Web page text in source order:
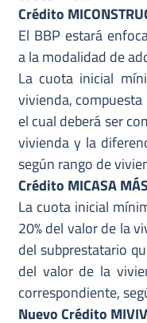
Crédito
El BBP estará
a la modalidad de
La cuota inicial
vivienda,
el cual deberá ser
vivienda y la
según rango de
Crédito MICASA MÁS
La cuota inicial
20% del valor de la
del subprestatario
del valor de la
correspondiente,
Nuevo Crédito